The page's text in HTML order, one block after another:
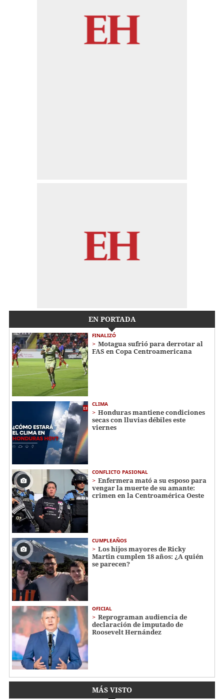
EN PORTADA
FINALIZÓ
Motagua sufrió para derrotar al
FAS en Copa Centroamericana
CLIMA
Honduras mantiene condiciones
secas con lluvias débiles este
viernes
CONFLICTO PASIONAL
Enfermera mató a su esposo para
vengar la muerte de su amante:
crimen en la Centroamérica Oeste
CUMPLEAÑOS
Los hijos mayores de Ricky
Martin cumplen 18 años: ¿A quién
se parecen?
OFICIAL
Reprograman audiencia de
declaración de imputado de
Roosevelt Hernández
MÁS VISTO